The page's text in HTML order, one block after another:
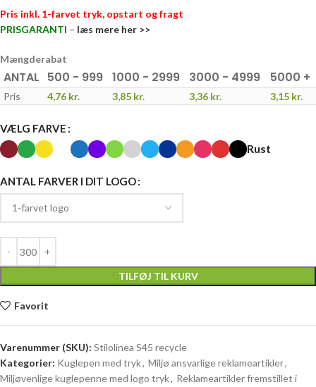
Pris inkl. 1-farvet tryk, opstart og fragt
PRISGARANTI – læs mere her >>
Mængderabat
ANTAL 500 - 999 1000 - 2999 3000 - 4999 5000 +
Pris 4,76 kr. 3,85 kr. 3,36 kr. 3,15 kr.
VÆLG FARVE
Rust
ANTAL FARVER I DIT LOGO
TILFØJ TIL KURV
Favorit
Varenummer (SKU): Stilolinea S45 recycle
Kategorier: Kuglepen med tryk, Miljø ansvarlige reklameartikler,
Miljøvenlige kuglepenne med logo tryk, Reklameartikler fremstillet i